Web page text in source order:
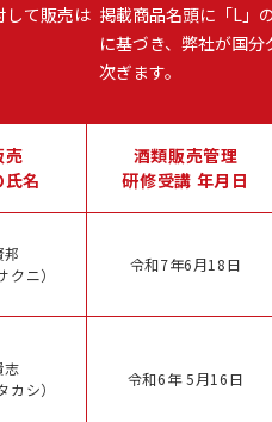
して販売は 掲載商品名頭に「L」
に基づき、弊社が国
次ぎます。
売
名
酒類販売管理
研修受講 年月日
邦
クニ）
令和7年6月18日
志
カシ）
令和6年 5月16日